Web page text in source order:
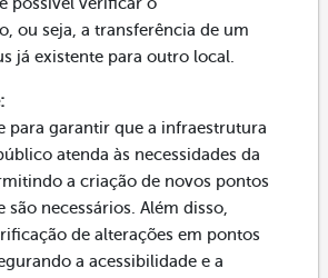
possível verificar o
ou seja, a transferência de um
já existente para outro local.
para garantir que a infraestrutura
atenda às necessidades da
a criação de novos pontos
são necessários. Além disso,
de alterações em pontos
a acessibilidade e a